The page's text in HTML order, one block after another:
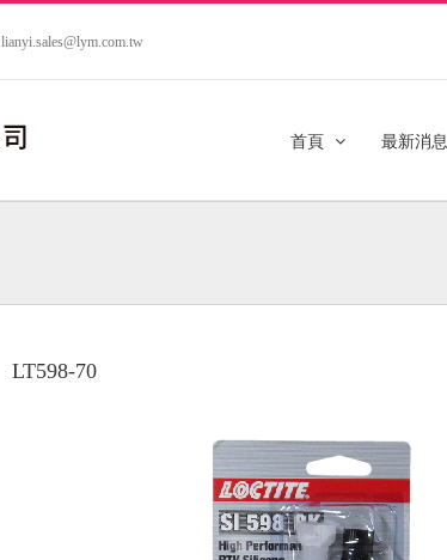
lianyi.sales@lym.com.tw
首頁 最新消息
LT598-70